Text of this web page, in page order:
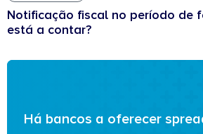
Notificação fiscal no período de
está a contar?
Há bancos a oferecer